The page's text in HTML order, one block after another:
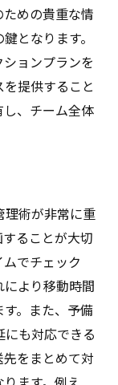
めの貴重な情
となります。
ョンプランを
提供すること
、チーム全体
理術が非常に重
ることが大切
でチェック
より移動時間
。また、予備
も対応できる
をまとめて対